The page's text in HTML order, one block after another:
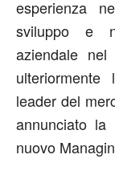
esperienza
sviluppo e
aziendale
leader del
annunciato
nuovo